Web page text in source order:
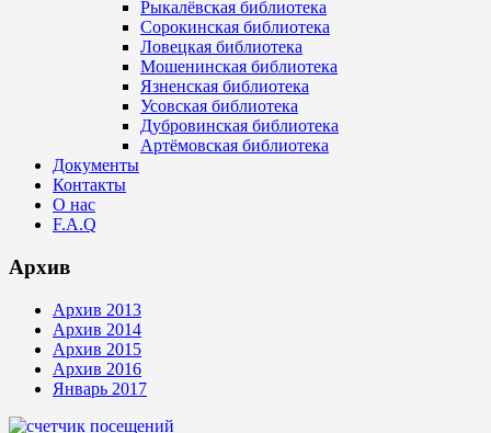
Рыкалёвская библиотека
Сорокинская библиотека
Ловецкая библиотека
Мошенинская библиотека
Язненская библиотека
Усовская библиотека
Дубровинская библиотека
Артёмовская библиотека
Документы
Контакты
О нас
F.A.Q
Архив
Архив 2013
Архив 2014
Архив 2015
Архив 2016
Январь 2017